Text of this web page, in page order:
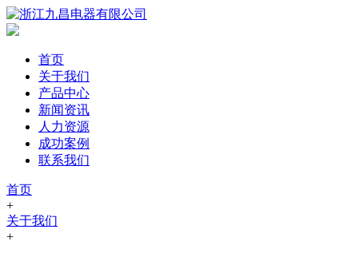
首页
关于我们
产品中心
新闻资讯
人力资源
成功案例
联系我们
首页
+
关于我们
+